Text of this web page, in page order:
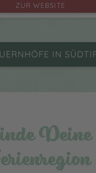
ZUR WEBSITE
IN
Deine